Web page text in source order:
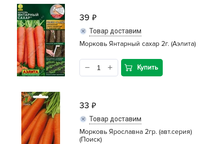
39
Товар доставим
Морковь Янтарный сахар 2г. (Аэлита)
Купить
33
Товар доставим
Морковь Ярославна 2гр. (авт.серия)
(Поиск)